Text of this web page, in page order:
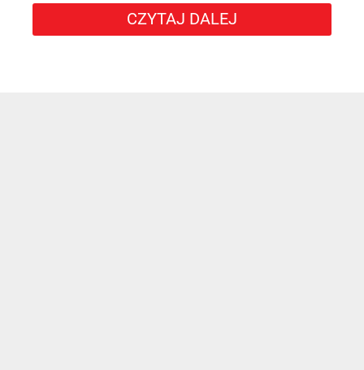
CZYTAJ DALEJ